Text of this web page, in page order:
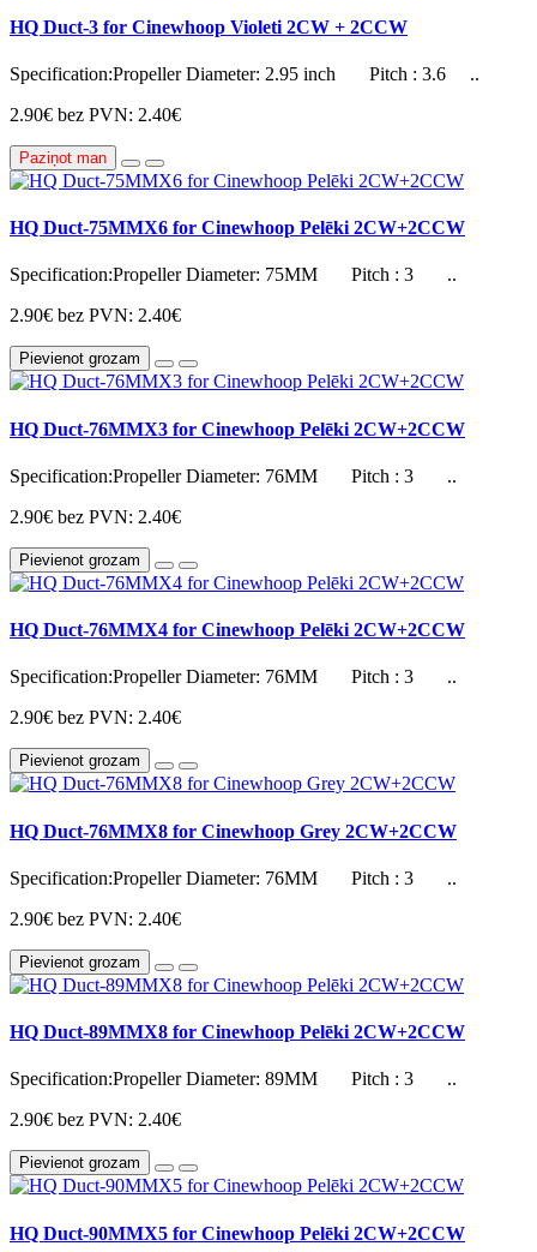
HQ Duct-3 for Cinewhoop Violeti 2CW + 2CCW
Specification:Propeller Diameter: 2.95 inch Pitch : 3.6 ..
2.90€ bez PVN: 2.40€
Paziņot man
HQ Duct-75MMX6 for Cinewhoop Pelēki 2CW+2CCW
Specification:Propeller Diameter: 75MM Pitch : 3 ..
2.90€ bez PVN: 2.40€
Pievienot grozam
HQ Duct-76MMX3 for Cinewhoop Pelēki 2CW+2CCW
Specification:Propeller Diameter: 76MM Pitch : 3 ..
2.90€ bez PVN: 2.40€
Pievienot grozam
HQ Duct-76MMX4 for Cinewhoop Pelēki 2CW+2CCW
Specification:Propeller Diameter: 76MM Pitch : 3 ..
2.90€ bez PVN: 2.40€
Pievienot grozam
HQ Duct-76MMX8 for Cinewhoop Grey 2CW+2CCW
Specification:Propeller Diameter: 76MM Pitch : 3 ..
2.90€ bez PVN: 2.40€
Pievienot grozam
HQ Duct-89MMX8 for Cinewhoop Pelēki 2CW+2CCW
Specification:Propeller Diameter: 89MM Pitch : 3 ..
2.90€ bez PVN: 2.40€
Pievienot grozam
HQ Duct-90MMX5 for Cinewhoop Pelēki 2CW+2CCW